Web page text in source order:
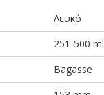
Λευκό
251-500 ml
Bagasse